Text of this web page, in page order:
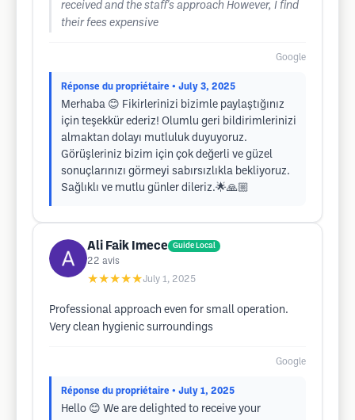
received and the staff's approach However, I find
their fees expensive
Google
Réponse du propriétaire • July 3, 2025
Merhaba 😊 Fikirlerinizi bizimle paylaştığınız
için teşekkür ederiz! Olumlu geri bildirimlerinizi
almaktan dolayı mutluluk duyuyoruz.
Görüşleriniz bizim için çok değerli ve güzel
sonuçlarınızı görmeyi sabırsızlıkla bekliyoruz.
Sağlıklı ve mutlu günler dileriz.🌟🙏🏼
Ali Faik Imece Guide Local
22 avis
★★★★★July 1, 2025
Professional approach even for small operation.
Very clean hygienic surroundings
Google
Réponse du propriétaire • July 1, 2025
Hello 😊 We are delighted to receive your